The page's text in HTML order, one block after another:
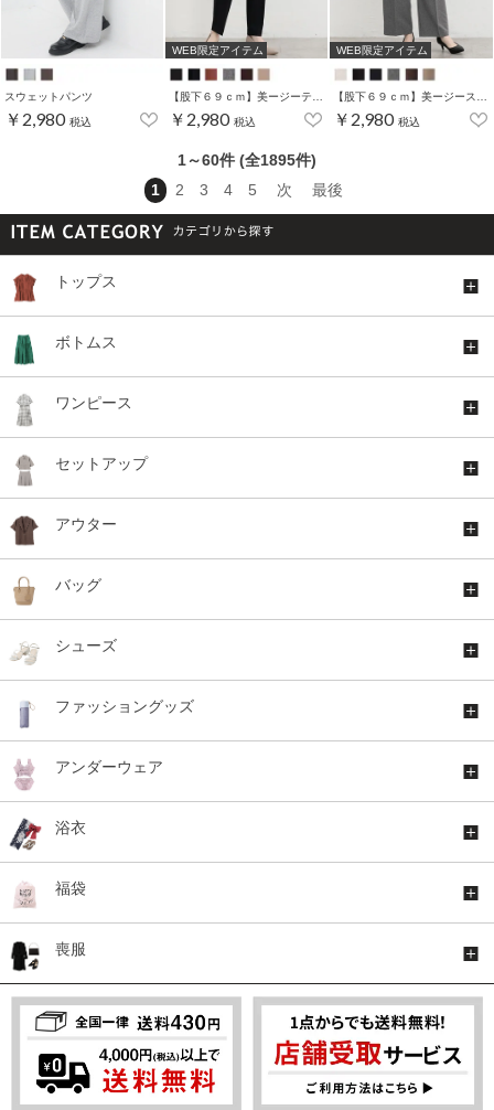
スウェットパンツ
￥2,980 税込
WEB限定アイテム
￥2,980 税込
WEB限定アイテム
￥2,980 税込
1～60件 (全1895件)
1
2 3 4 5 次 最後
トップス
ボトムス
ワンピース
セットアップ
アウター
バッグ
シューズ
ファッショングッズ
アンダーウェア
浴衣
福袋
喪服